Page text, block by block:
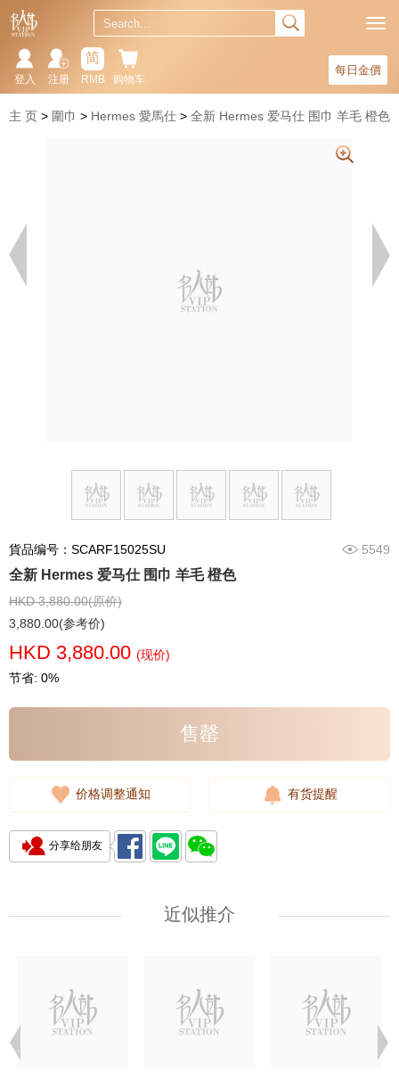
每日金價
购物车
简
RMB
注册
登入
主 页 圍巾 Hermes 愛馬仕 全新 Hermes 爱马仕 围巾 羊毛 橙色
貨品编号：SCARF15025SU 5549
全新 Hermes 爱马仕 围巾 羊毛 橙色
HKD 3,880.00(原价)
3,880.00(参考价)
HKD 3,880.00 (现价)
节省: 0%
售罄
价格调整通知 有货提醒
分享给朋友
近似推介